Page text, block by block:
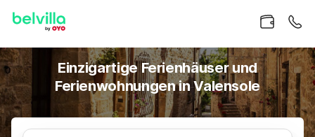
Einzigartige Ferienhäuser und
Ferienwohnungen in Valensole